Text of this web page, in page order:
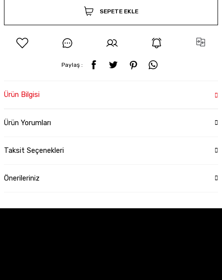
SEPETE EKLE
Paylaş :
Ürün Bilgisi
Ürün Yorumları
Taksit Seçenekleri
Önerileriniz